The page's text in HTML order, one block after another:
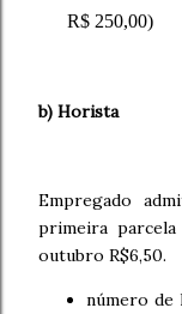
R$ 250,00)
b) Horista
Empregado
primeira
outubro R$6,50.
número de